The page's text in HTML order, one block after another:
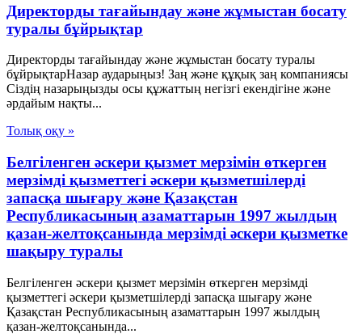
Директорды тағайындау және жұмыстан босату
туралы бұйрықтар
Директорды тағайындау және жұмыстан босату туралы
бұйрықтарНазар аударыңыз! Заң және құқық заң компаниясы
Сіздің назарыңызды осы құжаттың негізгі екендігіне және
әрдайым нақты...
Толық оқу »
Белгiленген әскери қызмет мерзiмiн өткерген
мерзiмдi қызметтегi әскери қызметшiлердi
запасқа шығару және Қазақстан
Республикасының азаматтарын 1997 жылдың
қазан-желтоқсанында мерзiмдi әскери қызметке
шақыру туралы
Белгiленген әскери қызмет мерзiмiн өткерген мерзiмдi
қызметтегi әскери қызметшiлердi запасқа шығару және
Қазақстан Республикасының азаматтарын 1997 жылдың
қазан-желтоқсанында...